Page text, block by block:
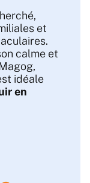
et
calme et
idéale
en